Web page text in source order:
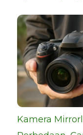
Kamera